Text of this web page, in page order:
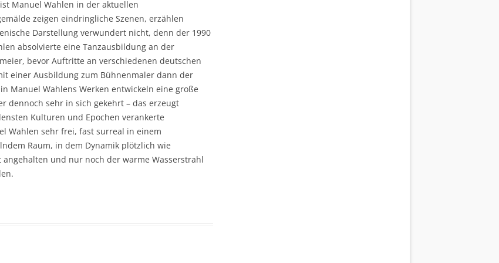
Manuel Wahlen in der aktuellen
zeigen eindringliche Szenen, erzählen
Darstellung verwundert nicht, denn der 1990
absolvierte eine Tanzausbildung an der
bevor Auftritte an verschiedenen deutschen
einer Ausbildung zum Bühnenmaler dann der
Manuel Wahlens Werken entwickeln eine große
dennoch sehr in sich gekehrt – das erzeugt
Kulturen und Epochen verankerte
Wahlen sehr frei, fast surreal in einem
Raum, in dem Dynamik plötzlich wie
und nur noch der warme Wasserstrahl